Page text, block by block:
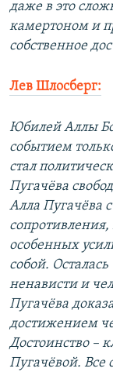
даже в это
камертоном и
собственное
Лев Шлосберг:
Юбилей Аллы
событием
стал
Пугачёва
Алла Пугачёва
особенных
собой.
ненависти и
Пугачёва
достижением
Достоинство –
Пугачёвой. Все